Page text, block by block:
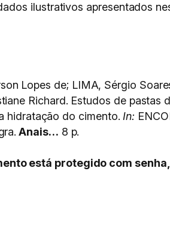
ilustrativos apresentados
Lopes de; LIMA, Sérgio
Richard. Estudos de pastas
hidratação do cimento. In:
Anais… 8 p.
está protegido com